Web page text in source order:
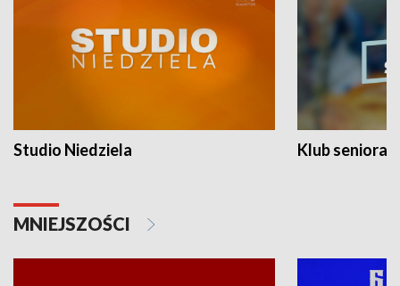
Studio Niedziela Klub seniora
MNIEJSZOŚCI